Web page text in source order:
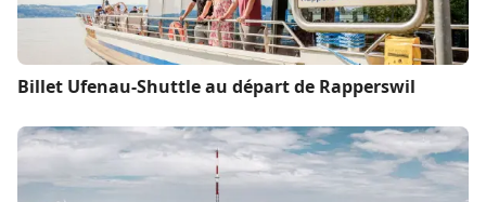
Billet Ufenau-Shuttle au départ de Rapperswil